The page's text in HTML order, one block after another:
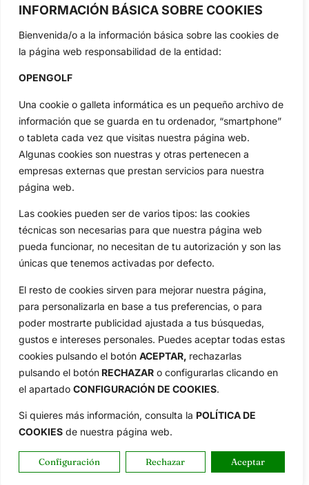
INFORMACIÓN BÁSICA SOBRE COOKIES
Bienvenida/o a la información básica sobre las cookies de
la página web responsabilidad de la entidad:
OPENGOLF
Una cookie o galleta informática es un pequeño archivo de
información que se guarda en tu ordenador, “smartphone”
o tableta cada vez que visitas nuestra página web.
Algunas cookies son nuestras y otras pertenecen a
empresas externas que prestan servicios para nuestra
página web.
Las cookies pueden ser de varios tipos: las cookies
técnicas son necesarias para que nuestra página web
pueda funcionar, no necesitan de tu autorización y son las
únicas que tenemos activadas por defecto.
El resto de cookies sirven para mejorar nuestra página,
para personalizarla en base a tus preferencias, o para
poder mostrarte publicidad ajustada a tus búsquedas,
gustos e intereses personales. Puedes aceptar todas estas
cookies pulsando el botón ACEPTAR, rechazarlas
pulsando el botón RECHAZAR o configurarlas clicando en
el apartado CONFIGURACIÓN DE COOKIES.
Si quieres más información, consulta la POLÍTICA DE
COOKIES de nuestra página web.
Configuración Rechazar Aceptar
profesional y amateur, resultados en directo, vídeos, noticias,
Tour...
Categorias
Inicio
Amateurs
Circuitos
Especiales
Reglas
Vídeos
De Interés
Compañía
Aviso Legal
Política de Privacidad
Política de Cookies
Publicidad
Newsletters
Copyright © 2025 OpenGolf | Diseño por TecnoQuatre